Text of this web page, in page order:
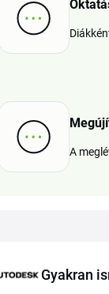
A
Gyakran